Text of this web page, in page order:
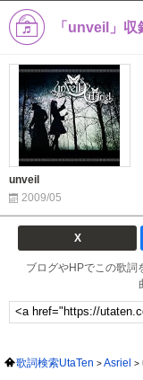
「unveil」収
unveil
2009/05
X
ブログやHPでこの歌詞
歌詞検索UtaTen Asriel